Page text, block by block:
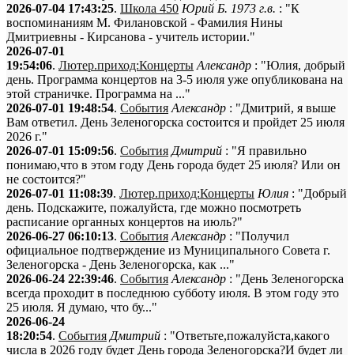
2026-07-04 17:43:25. Школа 450 Юрий Б. 1973 г.в. : "К
воспоминаниям М. Филановской - Фамилия Нины
Дмитриевны - Кирсанова - учитель истории."
2026-07-01
19:54:06. Лютер.приход:Концерты Александр : "Юлия, добрый
день. Программа концертов на 3-5 июля уже опубликована на
этой страничке. Программа на ..."
2026-07-01 19:48:54. События Александр : "Дмитрий, я выше
Вам ответил. День Зеленогорска состоится и пройдет 25 июля
2026 г."
2026-07-01 15:09:56. События Дмитрий : "Я правильно
понимаю,что в этом году День города будет 25 июля? Или он
не состоится?"
2026-07-01 11:08:39. Лютер.приход:Концерты Юлия : "Добрый
день. Подскажите, пожалуйста, где можно посмотреть
расписание органных концертов на июль?"
2026-06-27 06:10:13. События Александр : "Получил
официальное подтверждение из Муниципального Совета г.
Зеленогорска - День Зеленогорска, как ..."
2026-06-24 22:39:46. События Александр : "День Зеленогорска
всегда проходит в последнюю субботу июля. В этом году это
25 июля. Я думаю, что бу..."
2026-06-24
18:20:54. События Дмитрий : "Ответьте,пожалуйста,какого
числа в 2026 году будет День города Зеленогорска?И будет ли